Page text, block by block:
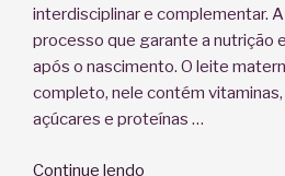
interdisciplinar e complementar.
processo que garante a nutrição
após o nascimento. O leite
completo, nele contém
açúcares e proteínas …
Continue lendo